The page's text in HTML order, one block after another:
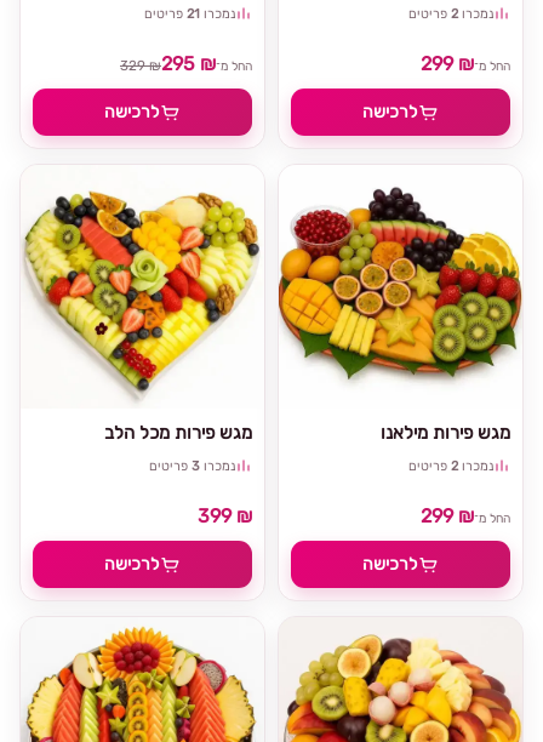
נמכרו 21 פריטים
החל מ־295 ₪
329 ₪
לרכישה
נמכרו 2 פריטים
החל מ־299 ₪
לרכישה
מגש פירות מכל הלב
נמכרו 3 פריטים
399 ₪
לרכישה
מגש פירות מילאנו
נמכרו 2 פריטים
החל מ־299 ₪
לרכישה